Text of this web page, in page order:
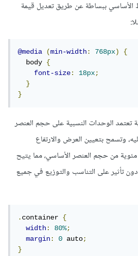
في تصميم الويب.
يمكن استخدام وحدة الـrem لتحديد حجم العناصر النسبية مثل
والعناصر المتغيرة بناءً على حجم
العناصر النسبية بناءً على حجم الخط
الشاشات ذات الأحجام المختلفة.
للمبتدئين في تصميم الويب.
الأساسي ببساطة عن طريق تعديل قيمة
@media (min-width: 768px)
{
  body
{
font-size: 18px;
}
}
تعتمد الوحدات النسبية على حجم العنصر
وتسمح بتعيين العرض والارتفاع
من حجم العنصر الأساسي، مما يتيح
تأثير على التناسب والتوزيع في جميع
.container {
width: 80%;
margin: 0 auto;
}